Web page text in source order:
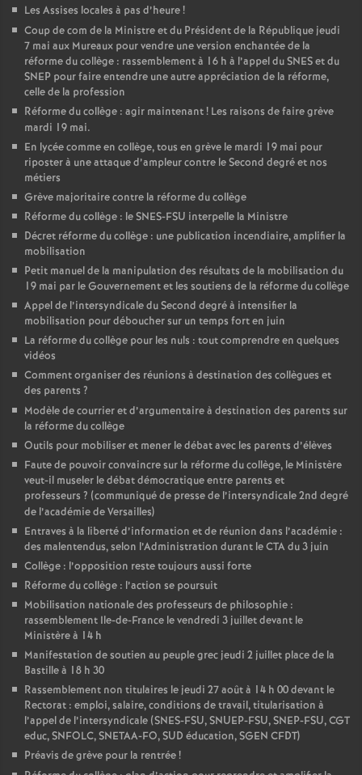
T
o
u
r
s
Les Assises locales à pas d’heure!
Coup de com de la Ministre et du Président de la République jeudi
7 mai aux Mureaux pour vendre une version enchantée de la
réforme du collège : rassemblement à 16 h à l’appel du SNES et du
SNEP pour faire entendre une autre appréciation de la réforme,
celle de la profession
Réforme du collège : agir maintenant! Les raisons de faire grève
mardi 19 mai.
En lycée comme en collège, tous en grève le mardi 19 mai pour
riposter à une attaque d’ampleur contre le Second degré et nos
métiers
Grève majoritaire contre la réforme du collège
Réforme du collège : le SNES-FSU interpelle la Ministre
Décret réforme du collège : une publication incendiaire, amplifier la
mobilisation
Petit manuel de la manipulation des résultats de la mobilisation du
19 mai par le Gouvernement et les soutiens de la réforme du collège
Appel de l’intersyndicale du Second degré à intensifier la
mobilisation pour déboucher sur un temps fort en juin
La réforme du collège pour les nuls : tout comprendre en quelques
vidéos
Comment organiser des réunions à destination des collègues et
des parents ?
Modèle de courrier et d’argumentaire à destination des parents sur
la réforme du collège
Outils pour mobiliser et mener le débat avec les parents d’élèves
Faute de pouvoir convaincre sur la réforme du collège, le Ministère
veut-il museler le débat démocratique entre parents et
professeurs ? (communiqué de presse de l’intersyndicale 2nd degré
de l’académie de Versailles)
Entraves à la liberté d’information et de réunion dans l’académie :
des malentendus, selon l’Administration durant le CTA du 3 juin
Collège : l’opposition reste toujours aussi forte
Réforme du collège : l’action se poursuit
Mobilisation nationale des professeurs de philosophie :
rassemblement Ile-de-France le vendredi 3 juillet devant le
Ministère à 14 h
Manifestation de soutien au peuple grec jeudi 2 juillet place de la
Bastille à 18 h 30
Rassemblement non titulaires le jeudi 27 août à 14 h 00 devant le
Rectorat : emploi, salaire, conditions de travail, titularisation à
l’appel de l’intersyndicale (SNES-FSU, SNUEP-FSU, SNEP-FSU, CGT
educ, SNFOLC, SNETAA-FO, SUD éducation, SGEN CFDT)
Préavis de grève pour la rentrée!